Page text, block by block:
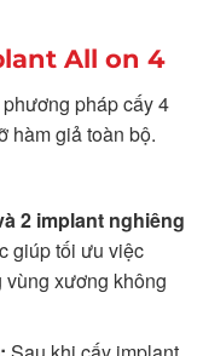
All on 4
pháp cấy 4
hàm giả toàn bộ.
2 implant nghiêng
giúp tối ưu việc
xương không